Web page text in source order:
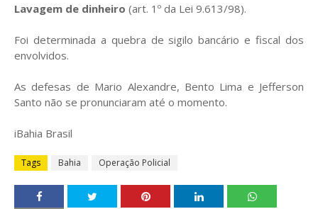
Lavagem de dinheiro (art. 1º da Lei 9.613/98).
Foi determinada a quebra de sigilo bancário e fiscal dos
envolvidos.
As defesas de Mario Alexandre, Bento Lima e Jefferson
Santo não se pronunciaram até o momento.
iBahia Brasil
Tags Bahia Operação Policial